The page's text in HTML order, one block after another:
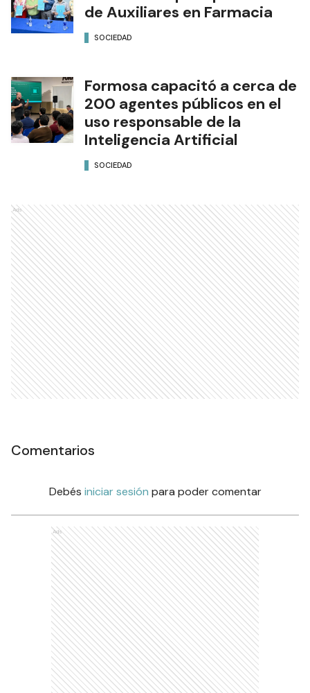
de Auxiliares en Farmacia
SOCIEDAD
Formosa capacitó a cerca de
200 agentes públicos en el
uso responsable de la
Inteligencia Artificial
SOCIEDAD
Ads
Comentarios
Debés iniciar sesión para poder comentar
Ads